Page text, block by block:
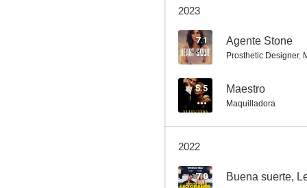
7.0
2023
7.1 Agente Stone
Prosthetic Designer,
5.5 Maestro
Maquilladora
2022
7.0 Buena suerte,